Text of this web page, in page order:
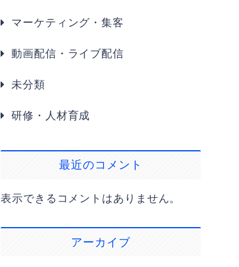
マーケティング・集客
動画配信・ライブ配信
未分類
研修・人材育成
最近のコメント
表示できるコメントはありません。
アーカイブ